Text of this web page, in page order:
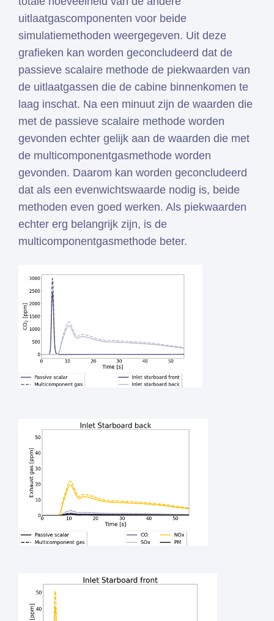
uitlaatgascomponenten voor beide
simulatiemethoden weergegeven. Uit deze
grafieken kan worden geconcludeerd dat de
passieve scalaire methode de piekwaarden van
de uitlaatgassen die de cabine binnenkomen te
laag inschat. Na een minuut zijn de waarden die
met de passieve scalaire methode worden
gevonden echter gelijk aan de waarden die met
de multicomponentgasmethode worden
gevonden. Daarom kan worden geconcludeerd
dat als een evenwichtswaarde nodig is, beide
methoden even goed werken. Als piekwaarden
echter erg belangrijk zijn, is de
multicomponentgasmethode beter.